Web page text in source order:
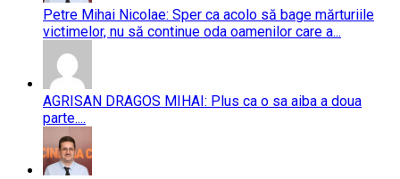
Petre Mihai Nicolae: Sper ca acolo să bage mărturiile
victimelor, nu să continue oda oamenilor care a...
AGRISAN DRAGOS MIHAI: Plus ca o sa aiba a doua
parte....